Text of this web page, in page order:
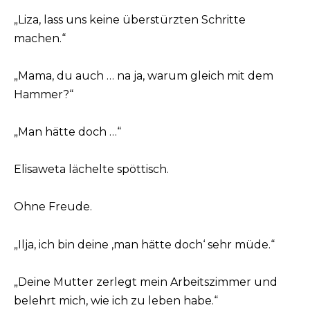
„Liza, lass uns keine überstürzten Schritte
machen.“
„Mama, du auch … na ja, warum gleich mit dem
Hammer?“
„Man hätte doch …“
Elisaweta lächelte spöttisch.
Ohne Freude.
„Ilja, ich bin deine ‚man hätte doch‘ sehr müde.“
„Deine Mutter zerlegt mein Arbeitszimmer und
belehrt mich, wie ich zu leben habe.“